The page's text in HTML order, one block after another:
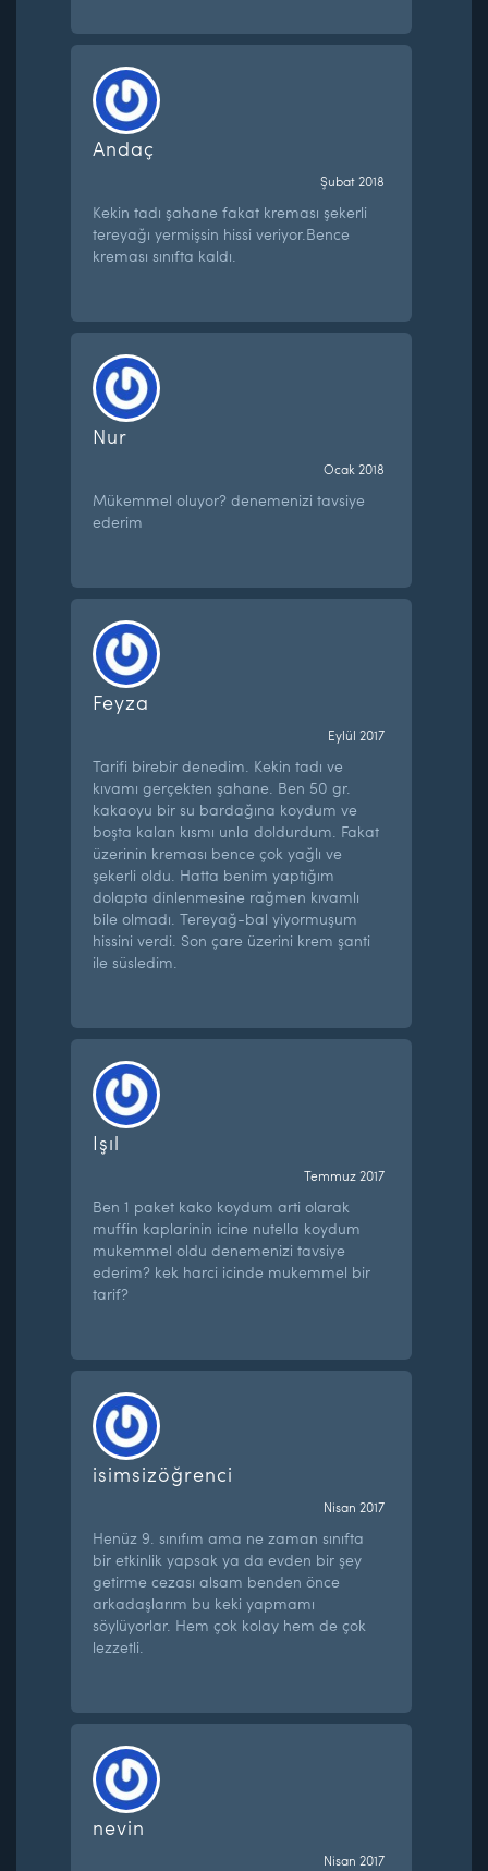
Andaç
Şubat 2018
Kekin tadı şahane fakat kreması şekerli
tereyağı yermişsin hissi veriyor.Bence
kreması sınıfta kaldı.
Nur
Ocak 2018
Mükemmel oluyor? denemenizi tavsiye
ederim
Feyza
Eylül 2017
Tarifi birebir denedim. Kekin tadı ve
kıvamı gerçekten şahane. Ben 50 gr.
kakaoyu bir su bardağına koydum ve
boşta kalan kısmı unla doldurdum. Fakat
üzerinin kreması bence çok yağlı ve
şekerli oldu. Hatta benim yaptığım
dolapta dinlenmesine rağmen kıvamlı
bile olmadı. Tereyağ-bal yiyormuşum
hissini verdi. Son çare üzerini krem şanti
ile süsledim.
Işıl
Temmuz 2017
Ben 1 paket kako koydum arti olarak
muffin kaplarinin icine nutella koydum
mukemmel oldu denemenizi tavsiye
ederim? kek harci icinde mukemmel bir
tarif?
isimsizöğrenci
Nisan 2017
Henüz 9. sınıfım ama ne zaman sınıfta
bir etkinlik yapsak ya da evden bir şey
getirme cezası alsam benden önce
arkadaşlarım bu keki yapmamı
söylüyorlar. Hem çok kolay hem de çok
lezzetli.
nevin
Nisan 2017